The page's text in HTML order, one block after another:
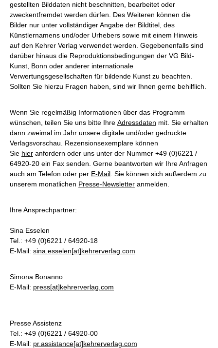
gestellten Bilddaten nicht beschnitten, bearbeitet oder
zweckentfremdet werden dürfen. Des Weiteren können die
Bilder nur unter vollständiger Angabe der Bildtitel, des
Künstlernamens und/oder Urhebers sowie mit einem Hinweis
auf den Kehrer Verlag verwendet werden. Gegebenenfalls sind
darüber hinaus die Reproduktionsbedingungen der VG Bild-
Kunst, Bonn oder anderer internationale
Verwertungsgesellschaften für bildende Kunst zu beachten.
Sollten Sie hierzu Fragen haben, sind wir Ihnen gerne behilflich.
Wenn Sie regelmäßig Informationen über das Programm
wünschen, teilen Sie uns bitte Ihre Adressdaten mit. Sie erhalten
dann zweimal im Jahr unsere digitale und/oder gedruckte
Verlagsvorschau. Rezensionsexemplare können
Sie hier anfordern oder uns unter der Nummer +49 (0)6221 /
64920-20 ein Fax senden. Gerne beantworten wir Ihre Anfragen
auch am Telefon oder per E-Mail . Sie können sich außerdem zu
unserem monatlichen Presse-Newsletter anmelden.
Ihre Ansprechpartner:
Sina Esselen
Tel.: +49 (0)6221 / 64920-18
E-Mail: sina.esselen[at]kehrerverlag.com
Simona Bonanno
E-Mail: press[at]kehrerverlag.com
Presse Assistenz
Tel.: +49 (0)6221 / 64920-00
E-Mail: pr.assistance[at]kehrerverlag.com